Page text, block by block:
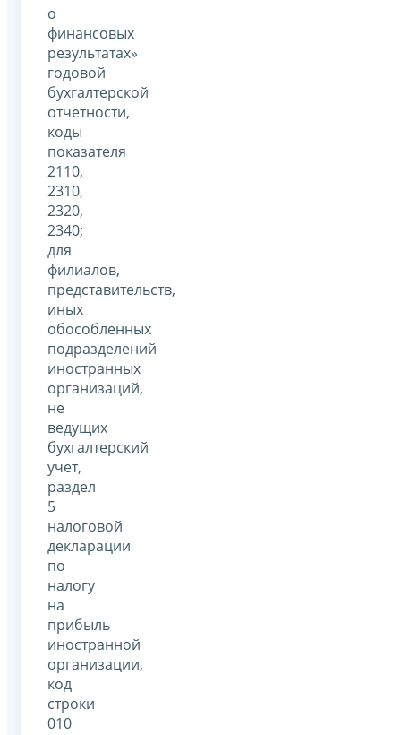
о
финансовых
результатах»
годовой
бухгалтерской
отчетности,
коды
показателя
2110,
2310,
2320,
2340;
для
филиалов,
представительств,
иных
обособленных
подразделений
иностранных
организаций,
не
ведущих
бухгалтерский
учет,
раздел
5
налоговой
декларации
по
налогу
на
прибыль
иностранной
организации,
код
строки
010